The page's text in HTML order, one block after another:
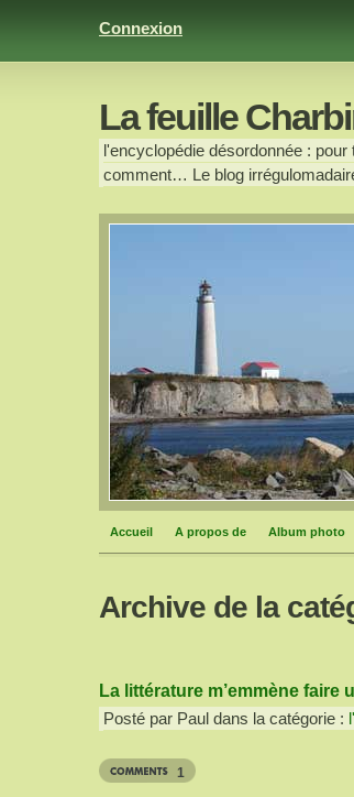
Connexion
La feuille
l'encyclopédie désordonnée :
comment… Le blog
Accueil A propos de Album photo
Archive de la
La littérature m’emmène faire
Posté par Paul dans la catégorie :
1